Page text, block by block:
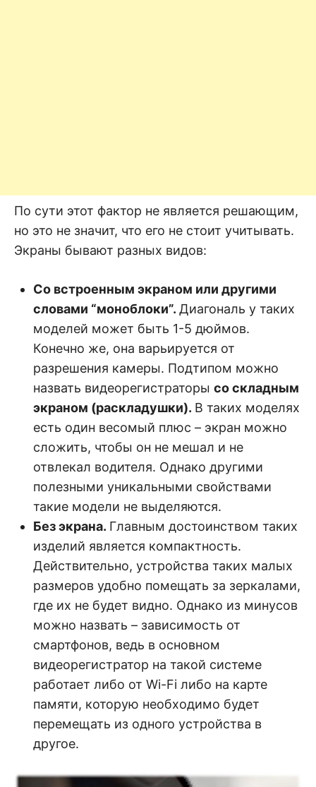
По сути этот фактор не является решающим,
но это не значит, что его не стоит учитывать.
Экраны бывают разных видов:
Со встроенным экраном или другими
словами “моноблоки”. Диагональ у таких
моделей может быть 1-5 дюймов.
Конечно же, она варьируется от
разрешения камеры. Подтипом можно
назвать видеорегистраторы со складным
экраном (раскладушки). В таких моделях
есть один весомый плюс – экран можно
сложить, чтобы он не мешал и не
отвлекал водителя. Однако другими
полезными уникальными свойствами
такие модели не выделяются.
Без экрана. Главным достоинством таких
изделий является компактность.
Действительно, устройства таких малых
размеров удобно помещать за зеркалами,
где их не будет видно. Однако из минусов
можно назвать – зависимость от
смартфонов, ведь в основном
видеорегистратор на такой системе
работает либо от Wi-Fi либо на карте
памяти, которую необходимо будет
перемещать из одного устройства в
другое.